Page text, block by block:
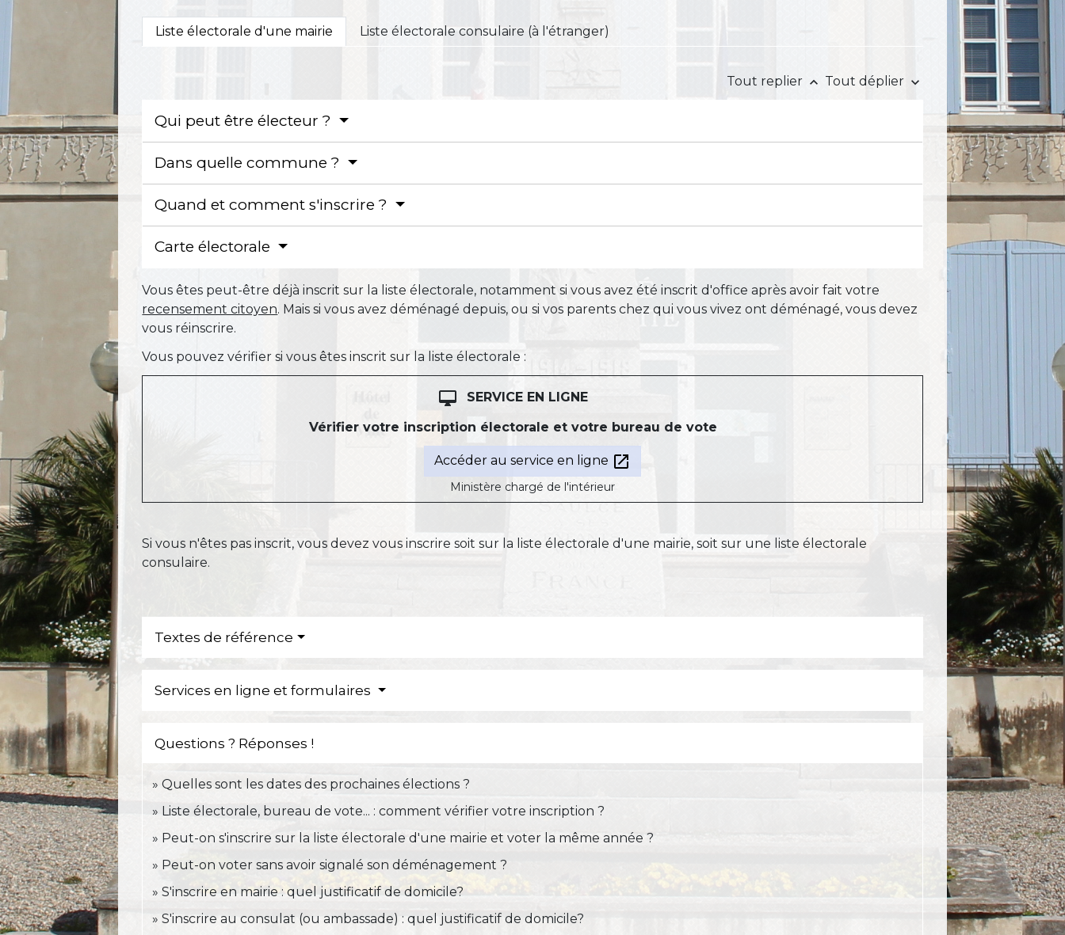
Liste électorale d'une mairie Liste électorale consulaire (à l'étranger)
Tout replier keyboard_arrow_up Tout déplier keyboard_arrow_down
Qui peut être électeur ?
Dans quelle commune ?
Quand et comment s'inscrire ?
Carte électorale
Vous êtes peut-être déjà inscrit sur la liste électorale, notamment si vous avez été inscrit d'office après avoir fait votre
recensement citoyen. Mais si vous avez déménagé depuis, ou si vos parents chez qui vous vivez ont déménagé, vous devez
vous réinscrire.
Vous pouvez vérifier si vous êtes inscrit sur la liste électorale :
desktop_mac
SERVICE EN LIGNE
Vérifier votre inscription électorale et votre bureau de vote
Accéder au service en ligne open_in_new
Ministère chargé de l'intérieur
Si vous n'êtes pas inscrit, vous devez vous inscrire soit sur la liste électorale d'une mairie, soit sur une liste électorale
consulaire.
Textes de référence
Services en ligne et formulaires
Questions ? Réponses !
Quelles sont les dates des prochaines élections ?
Liste électorale, bureau de vote... : comment vérifier votre inscription ?
Peut-on s'inscrire sur la liste électorale d'une mairie et voter la même année ?
Peut-on voter sans avoir signalé son déménagement ?
S'inscrire en mairie : quel justificatif de domicile?
S'inscrire au consulat (ou ambassade) : quel justificatif de domicile?